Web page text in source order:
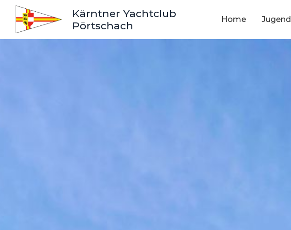
Kärntner Yachtclub
Pörtschach
Home Jugend